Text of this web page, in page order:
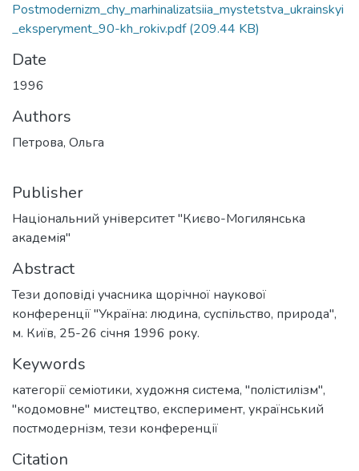
Postmodernizm_chy_marhinalizatsiia_mystetstva_ukrainskyi
_eksperyment_90-kh_rokiv.pdf(209.44 KB)
Date
1996
Authors
Петрова, Ольга
Publisher
Національний університет "Києво-Могилянська
академія"
Abstract
Тези доповіді учасника щорічної наукової
конференції "Україна: людина, суспільство, природа",
м. Київ, 25-26 січня 1996 року.
Keywords
категорії семіотики, художня система, "полістилізм",
"кодомовне" мистецтво, експеримент, український
постмодернізм, тези конференції
Citation